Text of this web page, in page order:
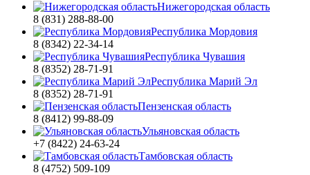
Нижегородская область
8 (831) 288-88-00
Республика Мордовия
8 (8342) 22-34-14
Республика Чувашия
8 (8352) 28-71-91
Республика Марий Эл
8 (8352) 28-71-91
Пензенская область
8 (8412) 99-88-09
Ульяновская область
+7 (8422) 24-63-24
Тамбовская область
8 (4752) 509-109